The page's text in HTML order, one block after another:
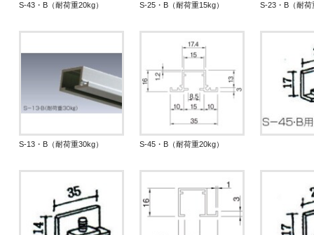
S-43・B（耐荷重20kg） S-25・B（耐荷重15kg） S-23・B（耐荷
S-13・B（耐荷重30kg） S-45・B（耐荷重20kg）